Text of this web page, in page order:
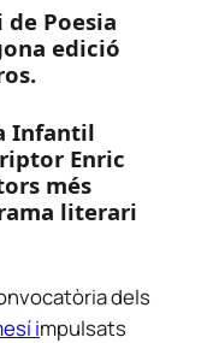
Poesia
edició
Infantil
Enric
més
literari
dels
impulsats